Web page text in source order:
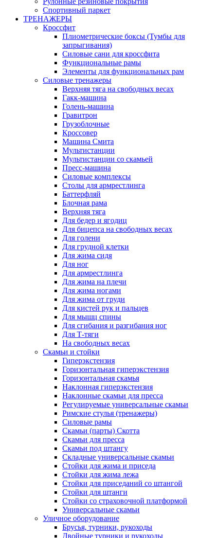
Спортивный паркет
ТРЕНАЖЕРЫ
Кроссфит
Плиометрические боксы (Тумбы для
запрыгивания)
Силовые сани для кроссфита
Функциональные рамы
Элементы для функциональных рам
Силовые тренажеры
Верхняя тяга на свободных весах
Гакк-машина
Голень-машина
Гравитрон
Грузоблочные
Кроссовер
Машина Смита
Мультистанции
Мультистанции со скамьей
Пресс-машина
Силовые комплексы
Столы для армрестлинга
Баттерфляй
Блочная рама
Верхняя тяга
Для бедер и ягодиц
Для бицепса на свободных весах
Для голени
Для грудной клетки
Для жима сидя
Для ног
Для армрестлинга
Для жима на плечи
Для жима ногами
Для жима от груди
Для кистей рук и пальцев
Для мышц спины
Для сгибания и разгибания ног
Для Т-тяги
На свободных весах
Скамьи и стойки
Гиперэкстензия
Горизонтальная гиперэкстензия
Горизонтальная скамья
Наклонная гиперэкстензия
Наклонные скамьи для пресса
Регулируемые универсальные скамьи
Римские стулья (тренажеры)
Силовые рамы
Скамьи (парты) Скотта
Скамьи для пресса
Скамьи под штангу
Складные универсальные скамьи
Стойки для жима и приседа
Стойки для жима лежа
Стойки для приседаний со штангой
Стойки для штанги
Стойки со страховочной платформой
Универсальные скамьи
Уличное оборудование
Брусья, турники, рукоходы
Двойные турники и рукоходы